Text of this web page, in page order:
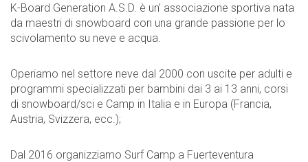
K-Board Generation A.S.D. è un’ associazione sportiva nata
da maestri di snowboard con una grande passione per lo
scivolamento su neve e acqua.
Operiamo nel settore neve dal 2000 con uscite per adulti e
programmi specializzati per bambini dai 3 ai 13 anni, corsi
di snowboard/sci e Camp in Italia e in Europa (Francia,
Austria, Svizzera, ecc.);
Dal 2016 organizziamo Surf Camp a Fuerteventura